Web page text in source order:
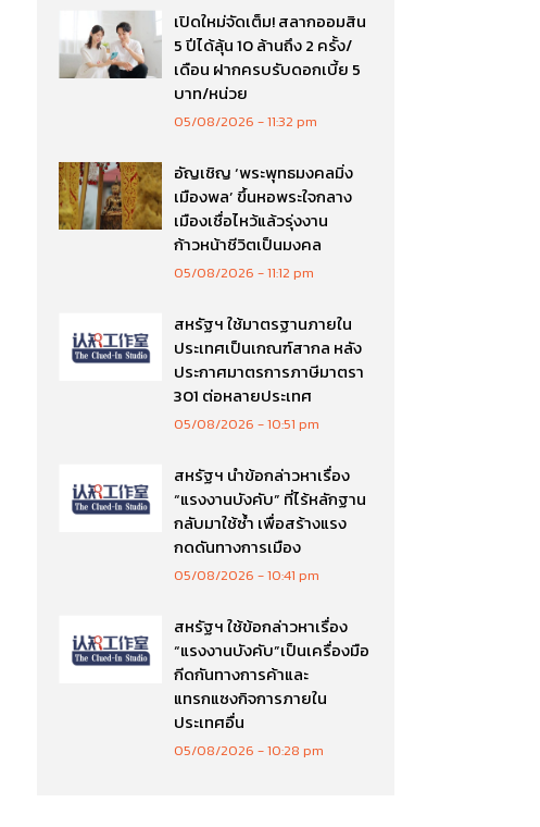
เปิดใหม่จัดเต็ม! สลากออมสิน
5 ปีได้ลุ้น 10 ล้านถึง 2 ครั้ง/
เดือน ฝากครบรับดอกเบี้ย 5
บาท/หน่วย
05/08/2026 11:32 pm
อัญเชิญ ‘พระพุทธมงคลมิ่ง
เมืองพล’ ขึ้นหอพระใจกลาง
เมืองเชื่อไหว้แล้วรุ่งงาน
ก้าวหน้าชีวิตเป็นมงคล
05/08/2026 11:12 pm
สหรัฐฯ ใช้มาตรฐานภายใน
ประเทศเป็นเกณฑ์สากล หลัง
ประกาศมาตรการภาษีมาตรา
301 ต่อหลายประเทศ
05/08/2026 10:51 pm
สหรัฐฯ นำข้อกล่าวหาเรื่อง
“แรงงานบังคับ” ที่ไร้หลักฐาน
กลับมาใช้ซ้ำ เพื่อสร้างแรง
กดดันทางการเมือง
05/08/2026 10:41 pm
สหรัฐฯ ใช้ข้อกล่าวหาเรื่อง
“แรงงานบังคับ”เป็นเครื่องมือ
กีดกันทางการค้าและ
แทรกแซงกิจการภายใน
ประเทศอื่น
05/08/2026 10:28 pm